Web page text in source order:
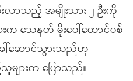
သည့် အမျိုးသား ၂ ဦးကို
က သေနတ် မိုးပေါ်ထောင်ပစ်
ေါ်ဆောင်သွားသည်ဟု
များက ပြောသည်။